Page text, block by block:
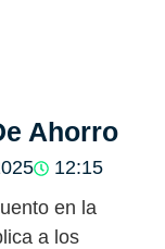
Ahorro
12:15
en la
a los